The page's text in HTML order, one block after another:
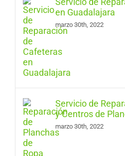
en Guadalajara
marzo 30th, 2022
Servicio de
y Centros de
marzo 30th, 2022